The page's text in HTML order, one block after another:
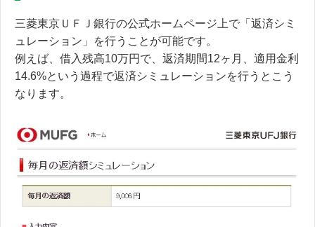
三菱東京ＵＦＪ銀行の公式ホームページ上で「返済シミ
ュレーション」を行うことが可能です。
例えば、 借入残高10万円で、返済期間12ヶ月、適用金利
14.6%という過程で返済シミュレーションを行うとこう
なります。